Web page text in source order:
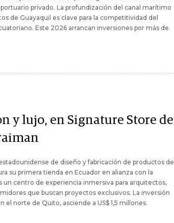
privado. La profundización del canal marítimo
de Guayaquil es clave para la competitividad del
Este 2026 arrancan inversiones por más de
y lujo, en Signature Store de
de diseño y fabricación de productos de
su primera tienda en Ecuador en alianza con la
un centro de experiencia inmersiva para arquitectos,
que buscan proyectos exclusivos. La inversión
el norte de Quito, asciende a US$ 1,5 millones.